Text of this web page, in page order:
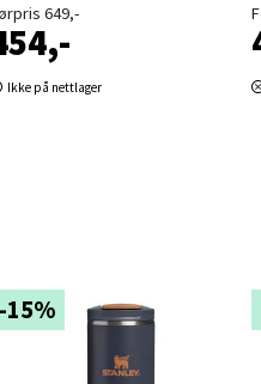
649,-
Ikke på nettlager
-15%
Narvik -
Folke